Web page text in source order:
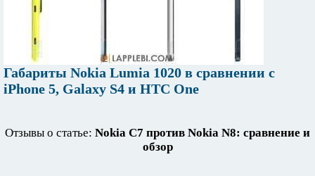
Габариты Nokia Lumia 1020 в сравнении с
iPhone 5, Galaxy S4 и HTC One
Отзывы о статье: Nokia C7 против Nokia N8: сравнение и
обзор